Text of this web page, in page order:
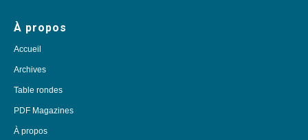
À propos
Accueil
Archives
Table rondes
PDF Magazines
À propos